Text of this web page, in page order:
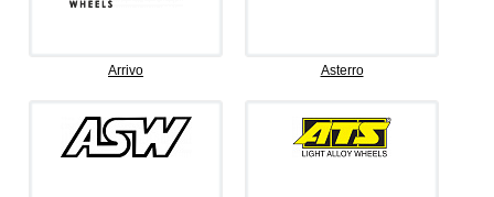
Arrivo Asterro